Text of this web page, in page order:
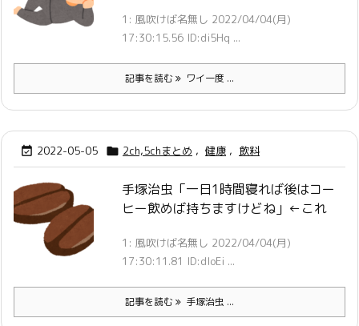
1: 風吹けば名無し 2022/04/04(月)
17:30:15.56 ID:di5Hq ...
記事を読む ワイ一度 ...
 2022-05-05  2ch,5chまとめ , 健康 , 飲料
手塚治虫「一日1時間寝れば後はコー
ヒー飲めば持ちますけどね」←これ
1: 風吹けば名無し 2022/04/04(月)
17:30:11.81 ID:dIoEi ...
記事を読む 手塚治虫 ...